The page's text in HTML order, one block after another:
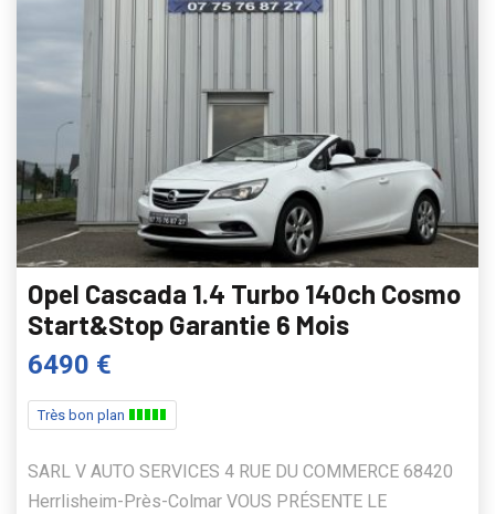
Opel Cascada 1.4 Turbo 140ch Cosmo
Start&Stop Garantie 6 Mois
6490 €
Très bon plan
SARL V AUTO SERVICES 4 RUE DU COMMERCE 68420
Herrlisheim-Près-Colmar VOUS PRÉSENTE LE